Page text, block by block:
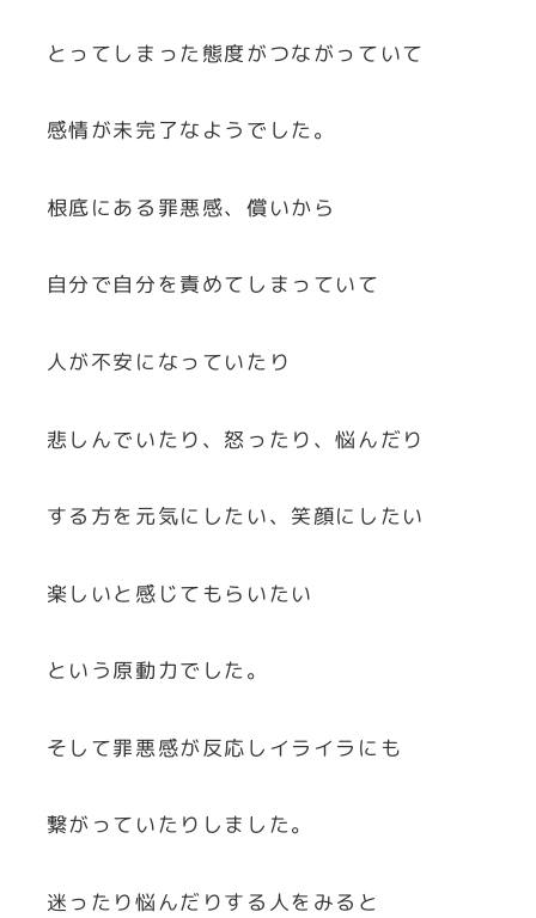
とってしまった態度がつながっていて
感情が未完了なようでした。
根底にある罪悪感、償いから
自分で自分を責めてしまっていて
人が不安になっていたり
悲しんでいたり、怒ったり、悩んだり
する方を元気にしたい、笑顔にしたい
楽しいと感じてもらいたい
という原動力でした。
そして罪悪感が反応しイライラにも
繋がっていたりしました。
迷ったり悩んだりする人をみると